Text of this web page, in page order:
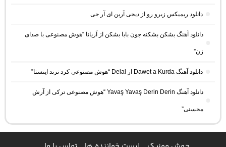
دانلود ریمیکس زیرو رو از دیجی آرین ای آر جی
دانلود آهنگ بشکن بشکنه جون بابا بشکن از آریانا “هوش مصنوعی با صدای
زن”
دانلود آهنگ Dawet a Kurda از Delal “هوش مصنوعی کرد ترند اینستا”
دانلود آهنگ Yavaş Yavaş Derin Derin “هوش مصنوعی ترکی از آرش
محسنی”